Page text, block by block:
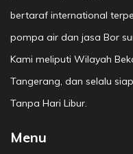
bertaraf international
pompa air dan jasa Bor
Kami meliputi Wilayah
Tangerang, dan selalu
Tanpa Hari Libur.
Menu